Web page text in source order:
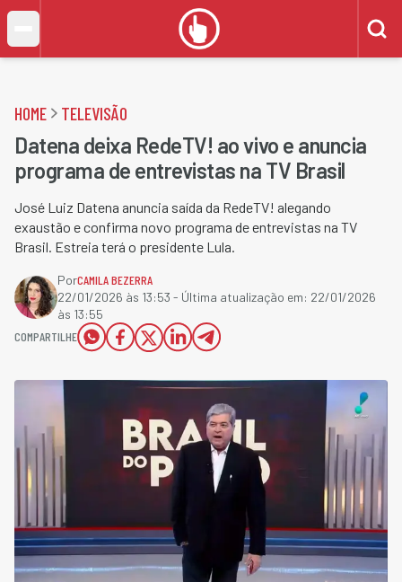
HOME TELEVISÃO
Datena deixa RedeTV! ao vivo e anuncia
programa de entrevistas na TV Brasil
José Luiz Datena anuncia saída da RedeTV! alegando
exaustão e confirma novo programa de entrevistas na TV
Brasil. Estreia terá o presidente Lula.
PorCAMILA BEZERRA
22/01/2026 às 13:53 - Última atualização em: 22/01/2026
às 13:55
COMPARTILHE